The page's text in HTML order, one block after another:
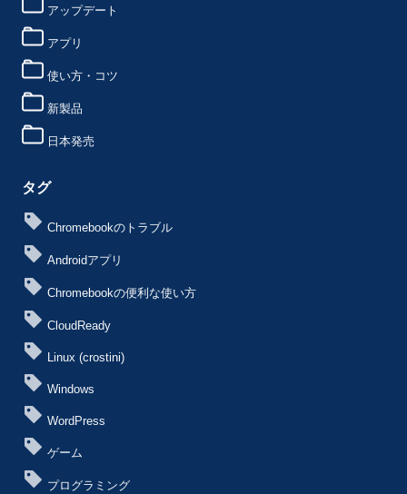
アップデート
アプリ
使い方・コツ
新製品
日本発売
タグ
Chromebookのトラブル
Androidアプリ
Chromebookの便利な使い方
CloudReady
Linux (crostini)
Windows
WordPress
ゲーム
プログラミング